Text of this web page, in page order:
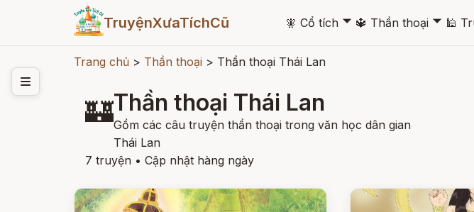
TruyệnXưaTíchCũ 🧚 Cổ tích 🞃 🔱 Thần thoại 🞃 🕌
Trang chủ > Thần thoại > Thần thoại Thái Lan
🏰Thần thoại Thái Lan
Gồm các câu truyện thần thoại trong văn học dân gian
Thái Lan
7 truyện • Cập nhật hàng ngày